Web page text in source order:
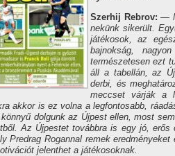
Szerhij Rebrov: —
nekünk sikerült.
játékosok, az
bajnokság,
természetesen ezt
áll a tabellán, az
derbi, és
meccset várják a
akkor is ez volna a legfontosabb,
dolgunk az Újpest ellen, most
Az Újpestet továbbra is egy jó,
Predrag Rogannal remek
jelenthet a játékosoknak.